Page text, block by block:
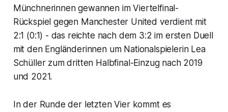
Münchnerinnen gewannen im Viertelfinal-
Rückspiel gegen Manchester United verdient mit
2:1 (0:1) - das reichte nach dem 3:2 im ersten Duell
mit den Engländerinnen um Nationalspielerin Lea
Schüller zum dritten Halbfinal-Einzug nach 2019
und 2021.
In der Runde der letzten Vier kommt es